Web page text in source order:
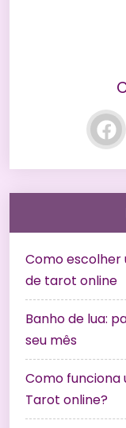
Como escolher
de tarot online
Banho de lua:
seu mês
Como funciona
Tarot online?